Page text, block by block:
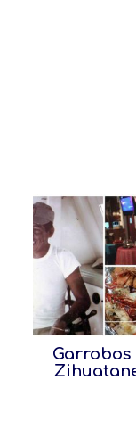
Garrobos